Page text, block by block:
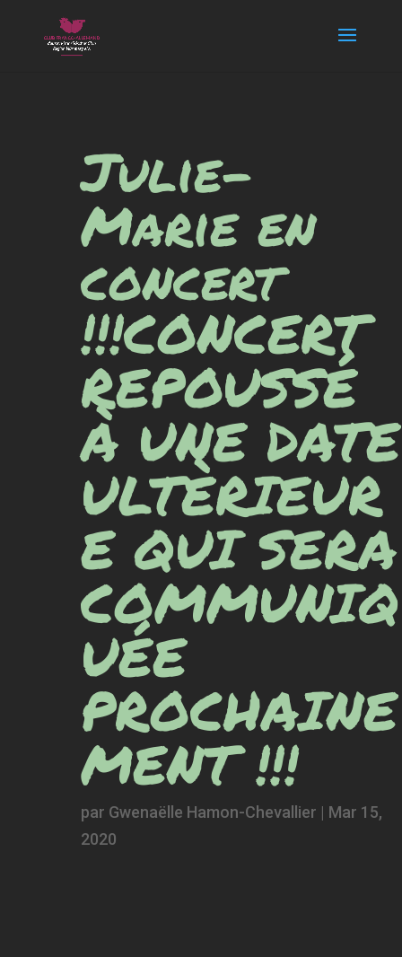
Julie-
Marie en
concert
!!!CONCERT
REPOUSSÉ
À UNE DATE
ULTÈRIEUR
E QUI SERA
COMMUNIQ
UÉE
PROCHAINE
MENT !!!
par Gwenaëlle Hamon-Chevallier | Mar 15,
2020